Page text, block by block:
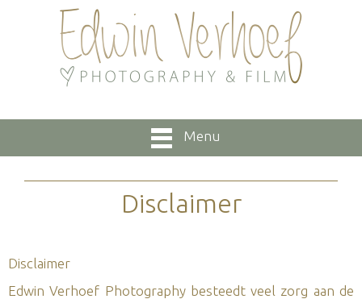
Menu
Disclaimer
Disclaimer
Edwin Verhoef Photography besteedt veel zorg aan de